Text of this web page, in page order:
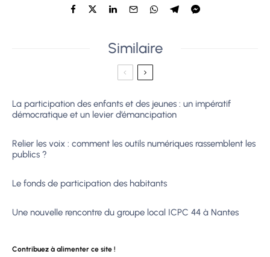
Similaire
La participation des enfants et des jeunes : un impératif
démocratique et un levier d’émancipation
Relier les voix : comment les outils numériques rassemblent les
publics ?
Le fonds de participation des habitants
Une nouvelle rencontre du groupe local ICPC 44 à Nantes
Contribuez à alimenter ce site !